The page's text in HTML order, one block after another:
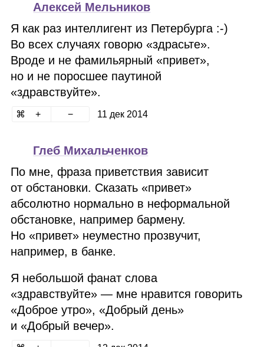
Алексей Мельников
Я как раз интеллигент из Петербурга :‑)
Во всех случаях говорю «здрасьте».
Вроде и не фамильярный «привет»,
но и не поросшее паутиной
«здравствуйте».
11 дек 2014
Глеб Михальченков
По мне, фраза приветствия зависит
от обстановки. Сказать «привет»
абсолютно нормально в неформальной
обстановке, например бармену.
Но «привет» неуместно прозвучит,
например, в банке.
Я небольшой фанат слова
«здравствуйте» — мне нравится говорить
«Доброе утро», «Добрый день»
и «Добрый вечер».